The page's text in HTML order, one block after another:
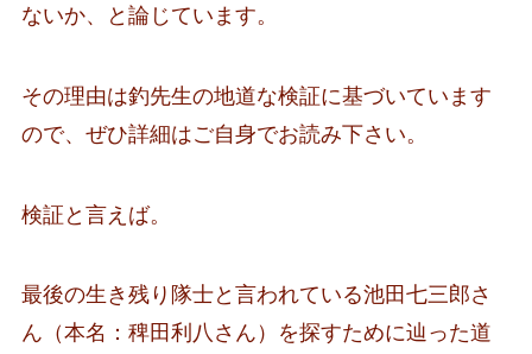
ないか、と論じています。
その理由は釣先生の地道な検証に基づいています
ので、ぜひ詳細はご自身でお読み下さい。
検証と言えば。
最後の生き残り隊士と言われている池田七三郎さ
ん（本名：稗田利八さん）を探すために辿った道